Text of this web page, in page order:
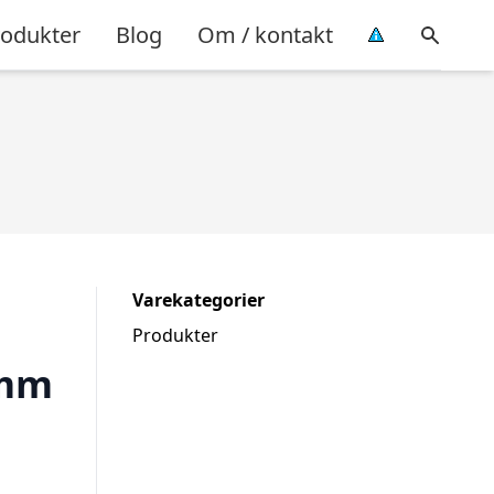
Blog Om / kontakt
Varekategorier
Produkter